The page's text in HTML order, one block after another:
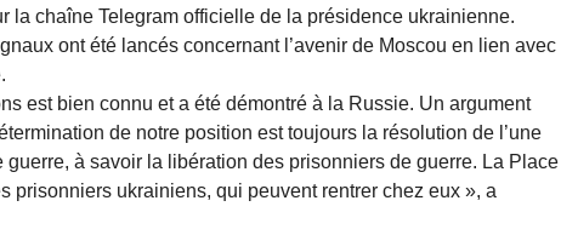
la chaîne Telegram officielle de la présidence ukrainienne.
ont été lancés concernant l’avenir de Moscou en lien avec
est bien connu et a été démontré à la Russie. Un argument
de notre position est toujours la résolution de l’une
à savoir la libération des prisonniers de guerre. La Place
prisonniers ukrainiens, qui peuvent rentrer chez eux », a